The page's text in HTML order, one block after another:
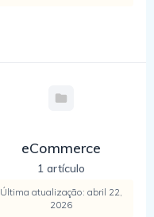
eCommerce
1 artículo
Última atualização: abril 22,
2026